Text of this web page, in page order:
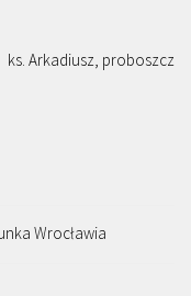
ks. Arkadiusz, proboszcz
Wrocławia